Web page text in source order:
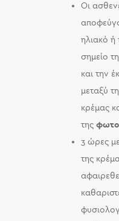
Οι
ηλιακό ή
σημείο
και την
μεταξύ
κρέμας
της
3 ώρες
της